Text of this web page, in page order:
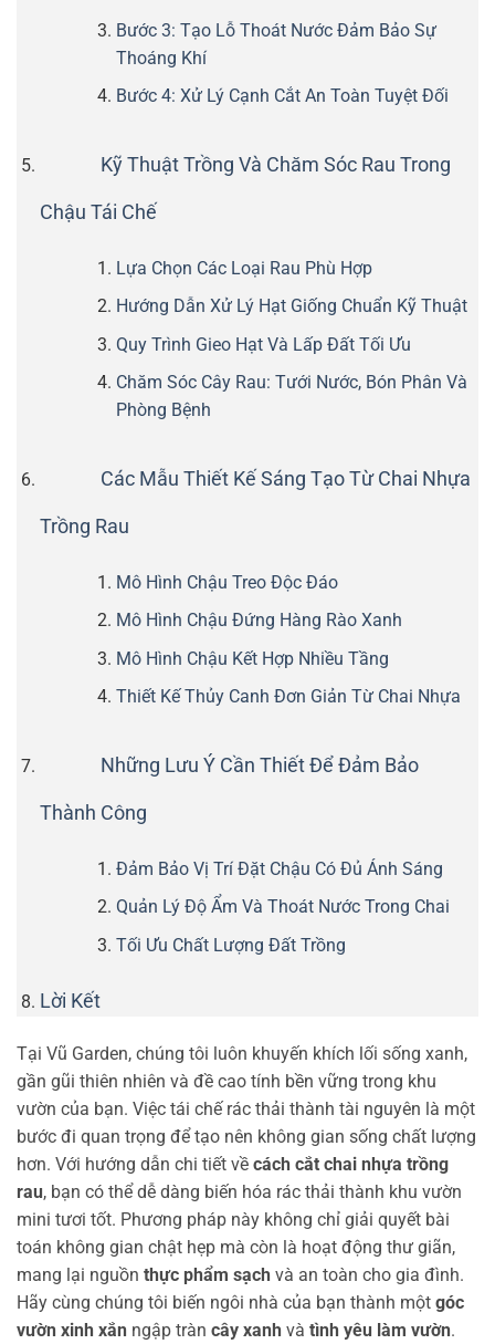
Bước 3: Tạo Lỗ Thoát Nước Đảm Bảo Sự
Thoáng Khí
Bước 4: Xử Lý Cạnh Cắt An Toàn Tuyệt Đối
Kỹ Thuật Trồng Và Chăm Sóc Rau Trong
Chậu Tái Chế
Lựa Chọn Các Loại Rau Phù Hợp
Hướng Dẫn Xử Lý Hạt Giống Chuẩn Kỹ Thuật
Quy Trình Gieo Hạt Và Lấp Đất Tối Ưu
Chăm Sóc Cây Rau: Tưới Nước, Bón Phân Và
Phòng Bệnh
Các Mẫu Thiết Kế Sáng Tạo Từ Chai Nhựa
Trồng Rau
Mô Hình Chậu Treo Độc Đáo
Mô Hình Chậu Đứng Hàng Rào Xanh
Mô Hình Chậu Kết Hợp Nhiều Tầng
Thiết Kế Thủy Canh Đơn Giản Từ Chai Nhựa
Những Lưu Ý Cần Thiết Để Đảm Bảo
Thành Công
Đảm Bảo Vị Trí Đặt Chậu Có Đủ Ánh Sáng
Quản Lý Độ Ẩm Và Thoát Nước Trong Chai
Tối Ưu Chất Lượng Đất Trồng
Lời Kết
Tại Vũ Garden, chúng tôi luôn khuyến khích lối sống xanh,
gần gũi thiên nhiên và đề cao tính bền vững trong khu
vườn của bạn. Việc tái chế rác thải thành tài nguyên là một
bước đi quan trọng để tạo nên không gian sống chất lượng
hơn. Với hướng dẫn chi tiết về cách cắt chai nhựa trồng
rau, bạn có thể dễ dàng biến hóa rác thải thành khu vườn
mini tươi tốt. Phương pháp này không chỉ giải quyết bài
toán không gian chật hẹp mà còn là hoạt động thư giãn,
mang lại nguồn thực phẩm sạch và an toàn cho gia đình.
Hãy cùng chúng tôi biến ngôi nhà của bạn thành một góc
vườn xinh xắn ngập tràn cây xanh và tình yêu làm vườn.